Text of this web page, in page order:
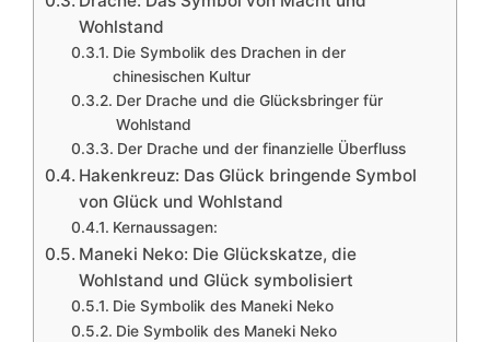
Wohlstand
Die Symbolik des Drachen in der
chinesischen Kultur
Der Drache und die Glücksbringer für
Wohlstand
Der Drache und der finanzielle Überfluss
Hakenkreuz: Das Glück bringende Symbol
von Glück und Wohlstand
Kernaussagen:
Maneki Neko: Die Glückskatze, die
Wohlstand und Glück symbolisiert
Die Symbolik des Maneki Neko
Die Symbolik des Maneki Neko